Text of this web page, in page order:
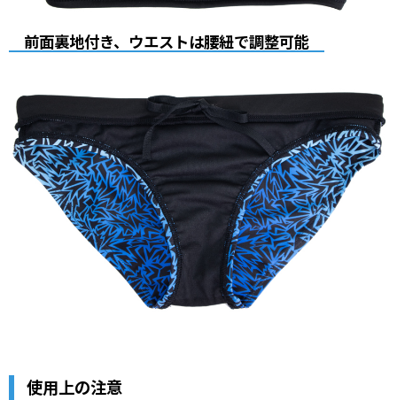
前面裏地付き、ウエストは腰紐で調整可能
使用上の注意